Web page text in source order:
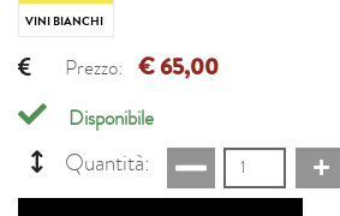
VINI BIANCHI
Prezzo: € 65,00
Disponibile
Quantità: